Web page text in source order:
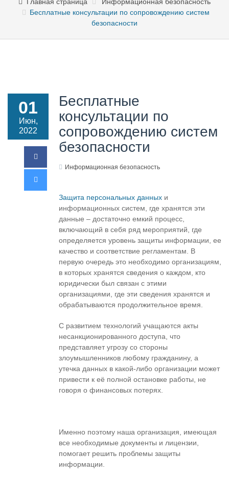
Бесплатные консультации по сопровождению систем
безопасности
01
Июн,
2022
Бесплатные
консультации по
сопровождению систем
безопасности
Информационная безопасность
Защита персональных данных и
информационных систем, где хранятся эти
данные – достаточно емкий процесс,
включающий в себя ряд мероприятий, где
определяется уровень защиты информации, ее
качество и соответствие регламентам. В
первую очередь это необходимо организациям,
в которых хранятся сведения о каждом, кто
юридически был связан с этими
организациями, где эти сведения хранятся и
обрабатываются продолжительное время.
С развитием технологий учащаются акты
несанкционированного доступа, что
представляет угрозу со стороны
злоумышленников любому гражданину, а
утечка данных в какой-либо организации может
привести к её полной остановке работы, не
говоря о финансовых потерях.
Именно поэтому наша организация, имеющая
все необходимые документы и лицензии,
помогает решить проблемы защиты
информации.